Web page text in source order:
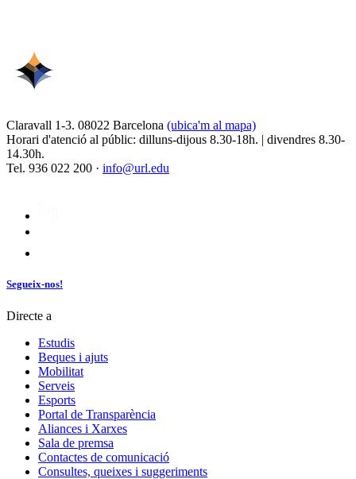
Claravall 1-3. 08022 Barcelona (ubica'm al mapa)
Horari d'atenció al públic: dilluns-dijous 8.30-18h. | divendres 8.30-
14.30h.
Tel. 936 022 200 · info@url.edu
Segueix-nos!
Directe a
Estudis
Beques i ajuts
Mobilitat
Serveis
Esports
Portal de Transparència
Aliances i Xarxes
Sala de premsa
Contactes de comunicació
Consultes, queixes i suggeriments